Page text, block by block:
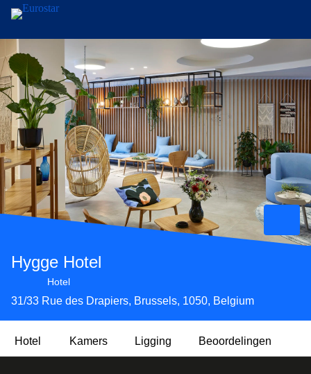
Naar hoofdinhoud
Hygge Hotel
3 sterrenhotel
Hotel
31/33 Rue des Drapiers, Brussels, 1050, Belgium
Hotel Kamers Ligging Beoordelingen